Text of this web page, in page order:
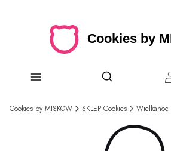
Menu Otwórz wyszukiwarkę
Szukaj
Cookies by MISKOW SKLEP Cookies Wielkanoc